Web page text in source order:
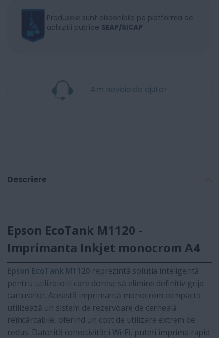
Produsele sunt disponibile pe platforma de
achizitii publice SEAP/SICAP
Am nevoie de ajutor
Descriere
Epson EcoTank M1120 -
Imprimanta Inkjet monocrom A4
Epson EcoTank M1120 reprezintă soluția inteligentă
pentru utilizatorii care doresc să elimine definitiv grija
cartușelor. Această imprimantă monocrom compactă
utilizează un sistem de rezervoare de cerneală
reîncărcabile, oferind un cost de utilizare extrem de
redus. Datorită conectivității Wi-Fi, puteți imprima rapid